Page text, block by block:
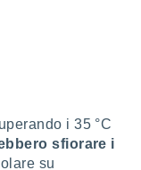
i 35 °C
sfiorare i
su